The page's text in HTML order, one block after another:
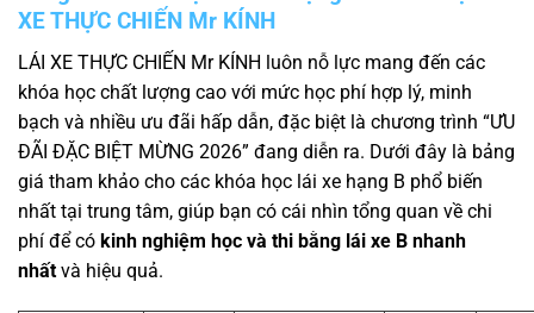
XE THỰC CHIẾN Mr KÍNH
LÁI XE THỰC CHIẾN Mr KÍNH luôn nỗ lực mang đến các
khóa học chất lượng cao với mức học phí hợp lý, minh
bạch và nhiều ưu đãi hấp dẫn, đặc biệt là chương trình “ƯU
ĐÃI ĐẶC BIỆT MỪNG 2026” đang diễn ra. Dưới đây là bảng
giá tham khảo cho các khóa học lái xe hạng B phổ biến
nhất tại trung tâm, giúp bạn có cái nhìn tổng quan về chi
phí để có kinh nghiệm học và thi bằng lái xe B nhanh
nhất và hiệu quả.